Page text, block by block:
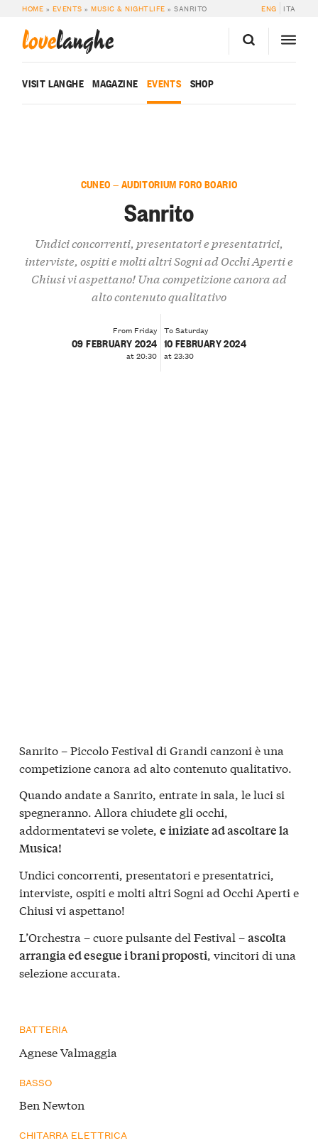
HOME » EVENTS »MUSIC & NIGHTLIFE »SANRITO ENG ITA
lovelanghe
VISIT LANGHE MAGAZINE EVENTS SHOP
CUNEO — AUDITORIUM FORO BOARIO
Sanrito
Undici concorrenti, presentatori e presentatrici,
interviste, ospiti e molti altri Sogni ad Occhi Aperti e
Chiusi vi aspettano! Una competizione canora ad
alto contenuto qualitativo
From Friday
09 FEBRUARY 2024
at 20:30
To Saturday
10 FEBRUARY 2024
at 23:30
Sanrito – Piccolo Festival di Grandi canzoni è una
competizione canora ad alto contenuto qualitativo.
Quando andate a Sanrito, entrate in sala, le luci si
spegneranno. Allora chiudete gli occhi,
addormentatevi se volete, e iniziate ad ascoltare la
Musica!
Undici concorrenti, presentatori e presentatrici,
interviste, ospiti e molti altri Sogni ad Occhi Aperti e
Chiusi vi aspettano!
L’Orchestra – cuore pulsante del Festival –ascolta
arrangia ed esegue i brani proposti, vincitori di una
selezione accurata.
BATTERIA
Agnese Valmaggia
BASSO
Ben Newton
CHITARRA ELETTRICA